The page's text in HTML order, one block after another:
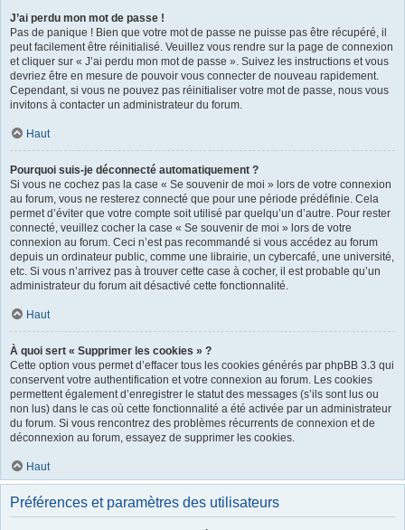
J’ai perdu mon mot de passe !
Pas de panique ! Bien que votre mot de passe ne puisse pas être récupéré, il
peut facilement être réinitialisé. Veuillez vous rendre sur la page de connexion
et cliquer sur « J’ai perdu mon mot de passe ». Suivez les instructions et vous
devriez être en mesure de pouvoir vous connecter de nouveau rapidement.
Cependant, si vous ne pouvez pas réinitialiser votre mot de passe, nous vous
invitons à contacter un administrateur du forum.
Haut
Pourquoi suis-je déconnecté automatiquement ?
Si vous ne cochez pas la case « Se souvenir de moi » lors de votre connexion
au forum, vous ne resterez connecté que pour une période prédéfinie. Cela
permet d’éviter que votre compte soit utilisé par quelqu’un d’autre. Pour rester
connecté, veuillez cocher la case « Se souvenir de moi » lors de votre
connexion au forum. Ceci n’est pas recommandé si vous accédez au forum
depuis un ordinateur public, comme une librairie, un cybercafé, une université,
etc. Si vous n’arrivez pas à trouver cette case à cocher, il est probable qu’un
administrateur du forum ait désactivé cette fonctionnalité.
Haut
À quoi sert « Supprimer les cookies » ?
Cette option vous permet d’effacer tous les cookies générés par phpBB 3.3 qui
conservent votre authentification et votre connexion au forum. Les cookies
permettent également d’enregistrer le statut des messages (s’ils sont lus ou
non lus) dans le cas où cette fonctionnalité a été activée par un administrateur
du forum. Si vous rencontrez des problèmes récurrents de connexion et de
déconnexion au forum, essayez de supprimer les cookies.
Haut
Préférences et paramètres des utilisateurs